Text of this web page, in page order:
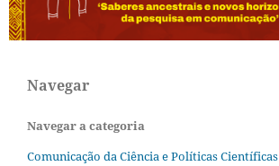
Navegar
Navegar a categoria
Comunicação da Ciência e Políticas Científicas